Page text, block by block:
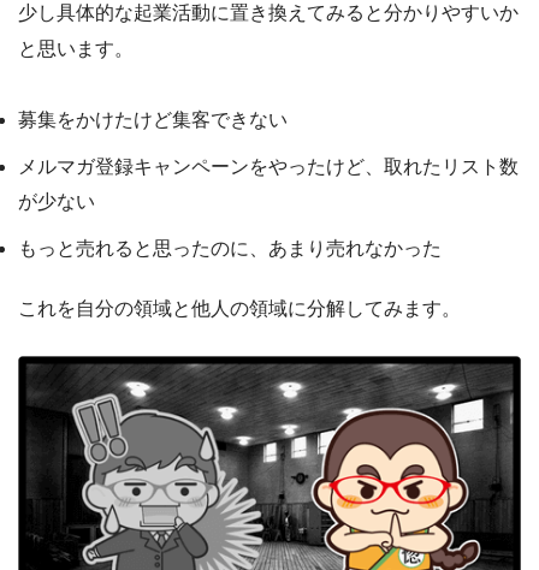
少し具体的な起業活動に置き換えてみると分かりやすいか
と思います。
募集をかけたけど集客できない
メルマガ登録キャンペーンをやったけど、取れたリスト数
が少ない
もっと売れると思ったのに、あまり売れなかった
これを自分の領域と他人の領域に分解してみます。